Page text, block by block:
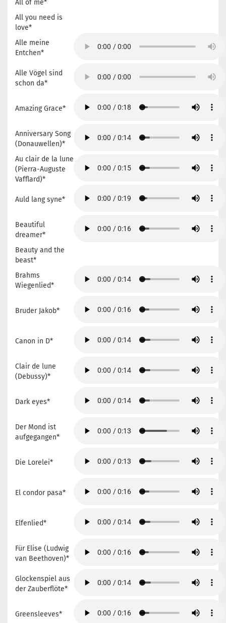
All of me*
All you need is
love*
Alle meine
Entchen*
Alle Vögel sind
schon da*
Amazing Grace*
Anniversary Song
(Donauwellen)*
Au clair de la lune
(Pierra-Auguste
Vafflard)*
Auld lang syne*
Beautiful
dreamer*
Beauty and the
beast*
Brahms
Wiegenlied*
Bruder Jakob*
Canon in D*
Clair de lune
(Debussy)*
Dark eyes*
Der Mond ist
aufgegangen*
Die Lorelei*
El condor pasa*
Elfenlied*
Für Elise (Ludwig
van Beethoven)*
Glockenspiel aus
der Zauberflöte*
Greensleeves*